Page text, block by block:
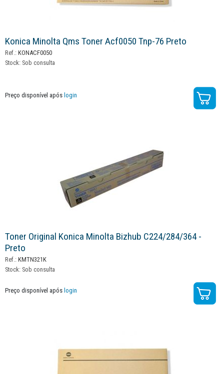
Konica Minolta Qms Toner Acf0050 Tnp-76 Preto
Ref.: KONACF0050
Stock: Sob consulta
Preço disponível após login
Toner Original Konica Minolta Bizhub C224/284/364 -
Preto
Ref.: KMTN321K
Stock: Sob consulta
Preço disponível após login